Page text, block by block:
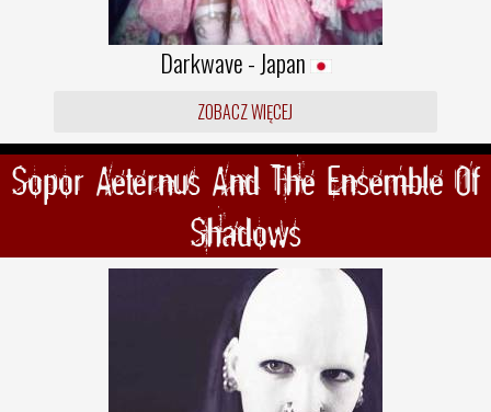
Darkwave - Japan
ZOBACZ WIĘCEJ
Sopor Aeternus And The Ensemble Of
Shadows